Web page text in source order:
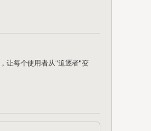
，让每个使用者从"追逐者"变